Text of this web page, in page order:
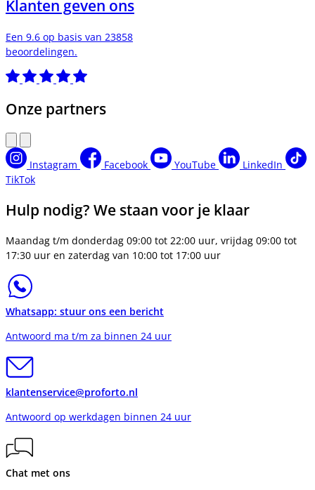
Klanten geven ons
Een 9.6 op basis van 23858
beoordelingen.
Onze partners
Instagram Facebook YouTube
LinkedIn
TikTok
Hulp nodig? We staan voor je klaar
Maandag t/m donderdag 09:00 tot 22:00 uur, vrijdag 09:00 tot
17:30 uur en zaterdag van 10:00 tot 17:00 uur
Whatsapp: stuur ons een bericht
Antwoord ma t/m za binnen 24 uur
klantenservice@proforto.nl
Antwoord op werkdagen binnen 24 uur
Chat met ons